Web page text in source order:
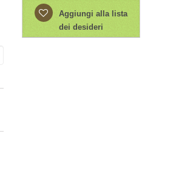
Aggiungi alla lista
dei desideri